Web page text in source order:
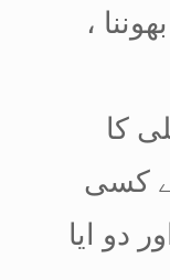
،
کا
کسی
دو ایا